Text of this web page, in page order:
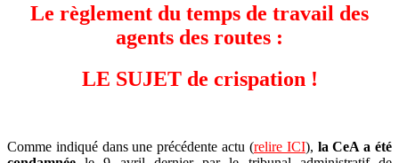
Le règlement du temps de travail des
agents des routes :
LE SUJET de crispation !
Comme indiqué dans une précédente actu (relire ICI), la CeA a été